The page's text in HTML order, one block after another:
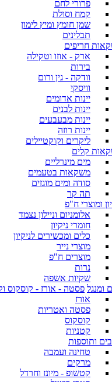
פרורי לחם
קמח וסולת
שמן חומץ ומיץ לימון
תבלינים
חריפים
ארק - אוזו וטקילה
בירות
וודקה - גין ורום
וויסקי
יינות אדומים
יינות לבנים
יינות מבעבעים
יינות רוזה
ליקרים וקוקטיילים
קלים
מים מינרליים
משקאות בטעמים
סודה ומים מוגזים
תה קר
ומוצרי ח"פ
אלומניום וניילון נצמד
חומרי ניקיון
כלים ומכשירים לניקיון
מוצרי נייר
מוצרים ח"פ
נרות
שקיות אשפה
ומנגל פסטה - אורז - קוסקוס
אורז
פסטה ואטריות
קוסקוס
קטניות
ותוספות
טחינה ועמבה
מרקים
קטשופ - מיונז וחרדל